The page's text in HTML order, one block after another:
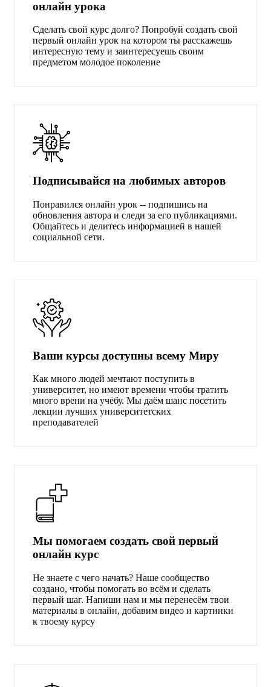
онлайн урока
Сделать свой курс долго? Попробуй создать свой
первый онлайн урок на котором ты расскажешь
интересную тему и заинтересуешь своим
предметом молодое поколение
Подписывайся на любимых авторов
Понравился онлайн урок -- подпишись на
обновления автора и следи за его публикациями.
Общайтесь и делитесь информацией в нашей
социальной сети.
Ваши курсы доступны всему Миру
Как много людей мечтают поступить в
университет, но имеют времени чтобы тратить
много врени на учёбу. Мы даём шанс посетить
лекции лучших университетских
преподавателей
Мы помогаем создать свой первый
онлайн курс
Не знаете с чего начать? Наше сообщество
создано, чтобы помогать во всём и сделать
первый шаг. Напиши нам и мы перенесём твои
материалы в онлайн, добавим видео и картинки
к твоему курсу